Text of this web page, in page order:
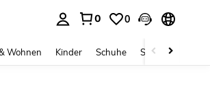
0 0
Wohnen Kinder Schuhe Schmuck &